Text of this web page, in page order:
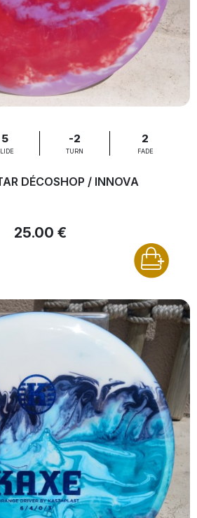
5 -2
TURN
2
FADE
DÉCOSHOP / INNOVA
25.00 €